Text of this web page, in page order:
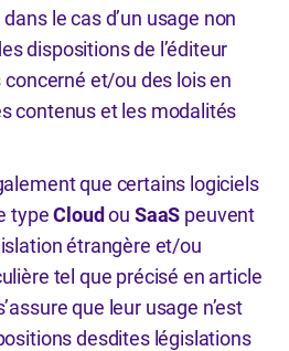
le cas d’un usage non
dispositions de l’éditeur
et/ou des lois en
contenus et les modalités
que certains logiciels
typeCloud ou SaaS peuvent
étrangère et/ou
tel que précisé en article
que leur usage n’est
desdites législations